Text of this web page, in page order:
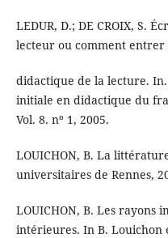
LEDUR, D.; DE CROIX, S.
lecteur ou comment entrer
didactique de la lecture.
initiale en didactique du
Vol. 8. nº 1, 2005.
LOUICHON, B. La
universitaires de Rennes,
LOUICHON, B. Les rayons
intérieures. In B. Louichon